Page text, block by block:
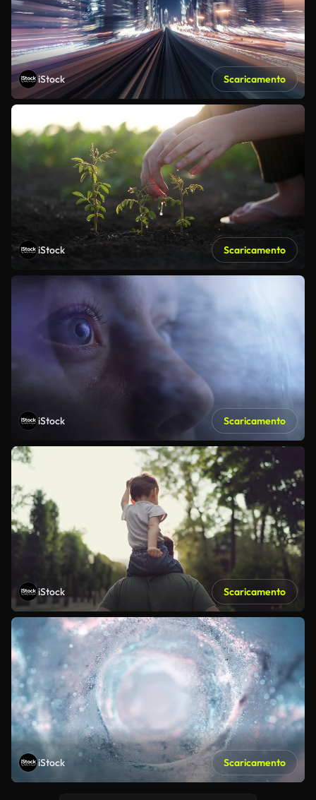
iStock Scaricamento
iStock Scaricamento
iStock Scaricamento
iStock Scaricamento
iStock Scaricamento